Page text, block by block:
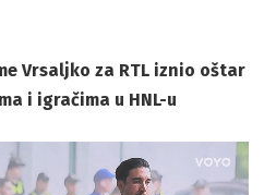
Vrsaljko za RTL iznio oštar
i igračima u HNL-u